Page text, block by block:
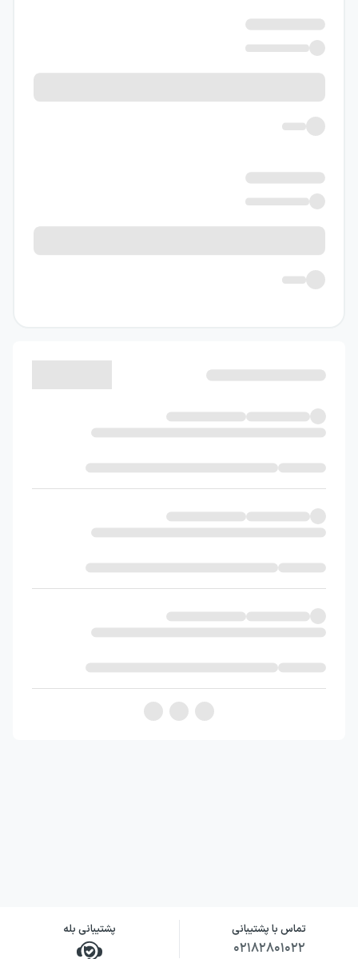
تماس با پشتیبانی
۰۲۱۸۲۸۰۱۰۲۲
پشتیبانی بله